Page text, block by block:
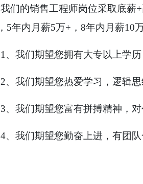
我们的销售工程师岗位采取底薪+
， 5年内月薪5万+ ， 8年内月薪10
1 、我们期望您拥有大专以上学
2、我们期望您热爱学习，逻辑
3、我们期望您富有拼搏精神，
4、我们期望您勤奋上进，有团